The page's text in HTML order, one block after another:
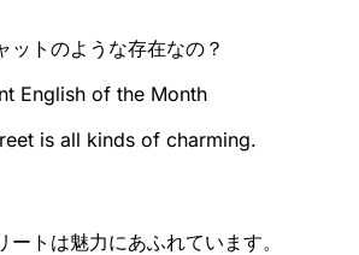
ットのような存在なの？
English of the Month
is all kinds of charming.
トは魅力にあふれています。